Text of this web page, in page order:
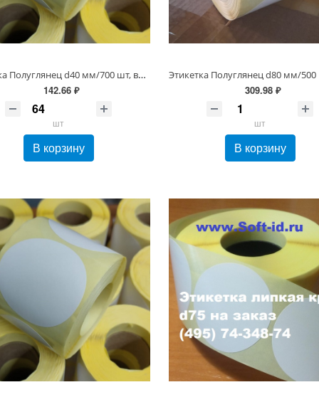
Этикетка Полуглянец d40 мм/700 шт, втулка 40 мм, Круглая Белая бумажная
142.66 ₽
шт
В корзину
309.98 ₽
шт
В корзину